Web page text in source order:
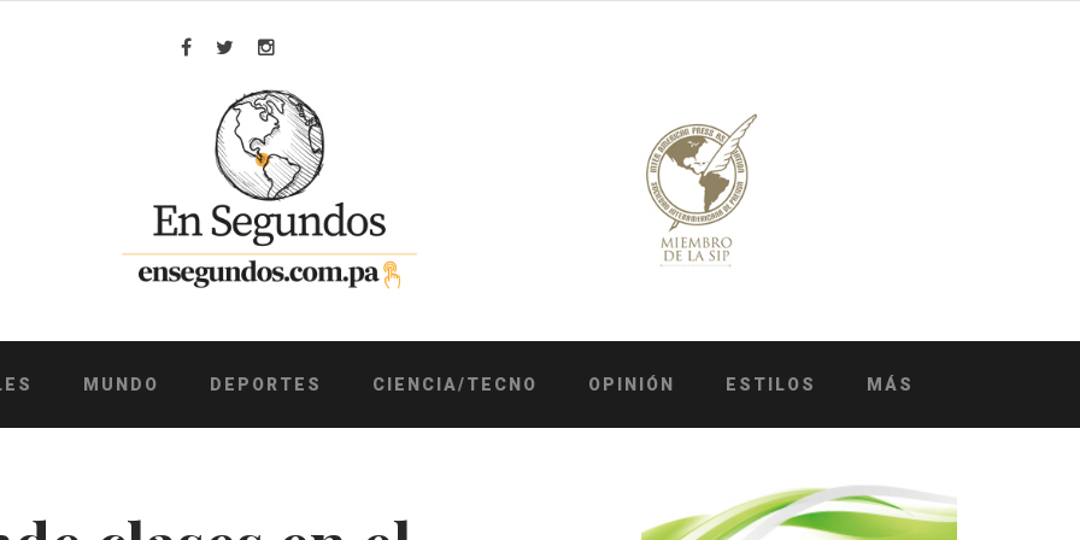
Facebook
TwitterInstagram
MUNDO DEPORTES CIENCIA/TECNO OPINIÓN ESTILOS MÁS